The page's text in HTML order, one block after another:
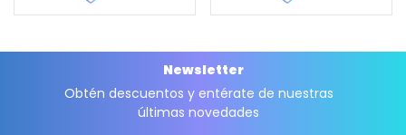
Newsletter
Obtén descuentos y entérate de nuestras
últimas novedades